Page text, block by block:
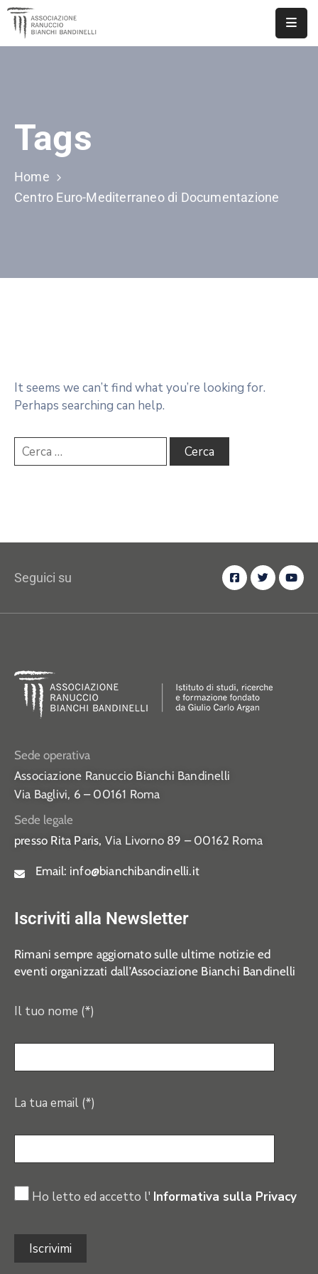
DOCUMENTI
PUBBLICAZIONI
Tags
Home
Centro Euro-Mediterraneo di Documentazione
It seems we can’t find what you’re looking for.
Perhaps searching can help.
Seguici su
Sede operativa
Associazione Ranuccio Bianchi Bandinelli
Via Baglivi, 6 – 00161 Roma
Sede legale
presso Rita Paris, Via Livorno 89 – 00162 Roma
Email: info@bianchibandinelli.it
Iscriviti alla Newsletter
Rimani sempre aggiornato sulle ultime notizie ed
eventi organizzati dall’Associazione Bianchi Bandinelli
Il tuo nome (*)
La tua email (*)
Ho letto ed accetto l' Informativa sulla Privacy